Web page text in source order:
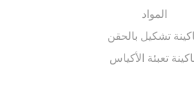
بالحقن
الأكياس